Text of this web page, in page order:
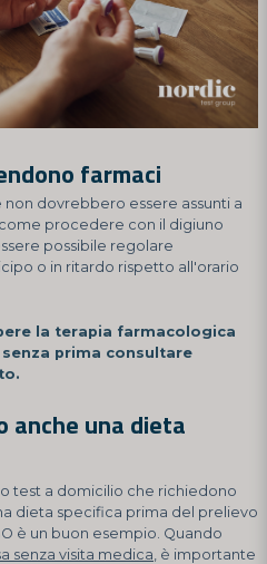
farmaci
dovrebbero essere assunti a
procedere con il digiuno
possibile regolare
o in ritardo rispetto all'orario
la terapia farmacologica
prima consultare
anche una dieta
test a domicilio che richiedono
dieta specifica prima del prelievo
è un buon esempio. Quando
senza visita medica , è importante